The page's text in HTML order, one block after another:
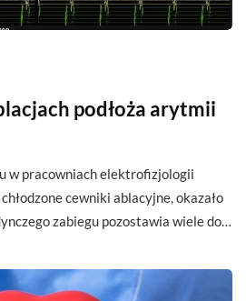
podłoża arytmii
w pracowniach elektrofizjologii
cewniki ablacyjne, okazało
zabiegu pozostawia wiele do…